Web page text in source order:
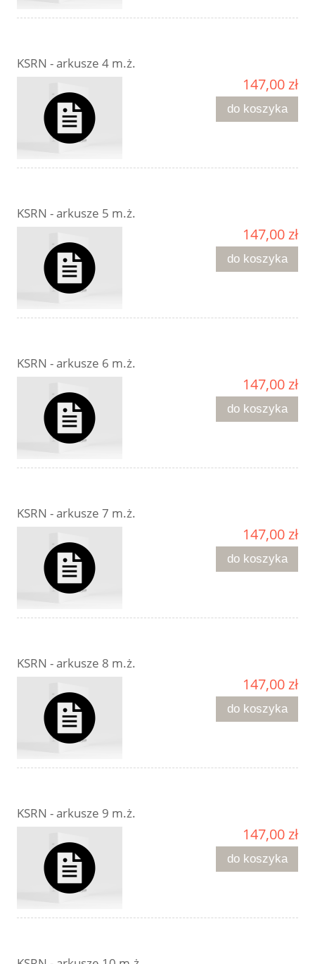
KSRN - arkusze 4 m.ż.
147,00 zł
do koszyka
KSRN - arkusze 5 m.ż.
147,00 zł
do koszyka
KSRN - arkusze 6 m.ż.
147,00 zł
do koszyka
KSRN - arkusze 7 m.ż.
147,00 zł
do koszyka
KSRN - arkusze 8 m.ż.
147,00 zł
do koszyka
KSRN - arkusze 9 m.ż.
147,00 zł
do koszyka